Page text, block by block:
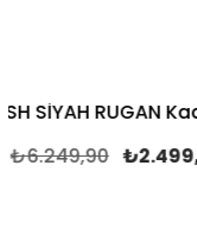
ASH SİYAH RUGAN Kadın TOPUKLU TERLİK
₺2.499,90